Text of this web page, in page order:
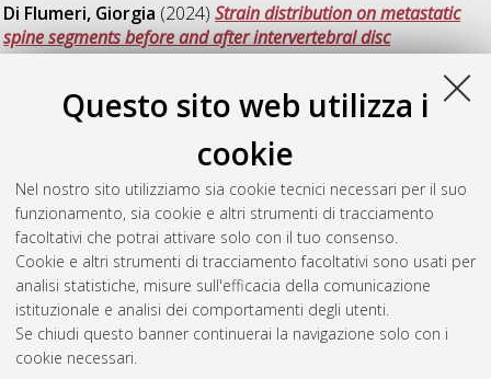
Questo sito web utilizza i
cookie
Nel nostro sito utilizziamo sia cookie tecnici necessari per il suo
funzionamento, sia cookie e altri strumenti di tracciamento
facoltativi che potrai attivare solo con il tuo consenso.
Cookie e altri strumenti di tracciamento facoltativi sono usati per
analisi statistiche, misure sull'efficacia della comunicazione
istituzionale e analisi dei comportamenti degli utenti.
Se chiudi questo banner continuerai la navigazione solo con i
cookie necessari.
Di Flumeri, Giorgia (2024)Strain distribution on metastatic
spine segments before and after intervertebral disc
degeneration.[Laurea magistrale], Università di Bologna,
, Documento full-text non disponibile
(2024)Biomechanical characterization of
elastic regime.[Laurea magistrale], Università di Bologna,
Corso di Studio inBiomedical engineering [LM-DM270] -
Cesena
Questa lista e' stata generata ilSat Aug 8 21:09:36 2026
CEST